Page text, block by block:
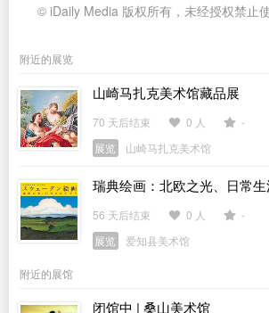
© iDaily Media 版权所有，未经授权禁止使
附近的展览
山崎马扎克美术馆藏品展
70 天后结束 0 人
-
展览
山崎马扎克美术馆
瑞典绘画：北欧之光、日常
56 天后结束 0 人
-
展览
爱知县美术馆
附近的展馆
闭馆中 | 桑山美术馆